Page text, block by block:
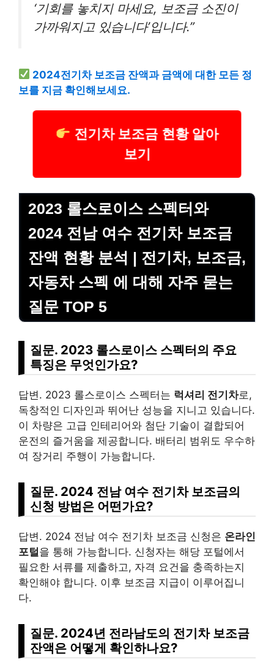
‘기회를 놓치지 마세요, 보조금 소진이
가까워지고 있습니다’입니다.”
2024전기차 보조금 잔액과 금액에 대한 모든 정
보를 지금 확인해보세요.
전기차 보조금 현황 알아
보기
2023 롤스로이스 스펙터와
2024 전남 여수 전기차 보조금
잔액 현황 분석 | 전기차, 보조금,
자동차 스펙 에 대해 자주 묻는
질문 TOP 5
질문. 2023 롤스로이스 스펙터의 주요
특징은 무엇인가요?
답변. 2023 롤스로이스 스펙터는 럭셔리 전기차로,
독창적인 디자인과 뛰어난 성능을 지니고 있습니다.
이 차량은 고급 인테리어와 첨단 기술이 결합되어
운전의 즐거움을 제공합니다. 배터리 범위도 우수하
여 장거리 주행이 가능합니다.
질문. 2024 전남 여수 전기차 보조금의
신청 방법은 어떤가요?
답변. 2024 전남 여수 전기차 보조금 신청은 온라인
포털을 통해 가능합니다. 신청자는 해당 포털에서
필요한 서류를 제출하고, 자격 요건을 충족하는지
확인해야 합니다. 이후 보조금 지급이 이루어집니
다.
질문. 2024년 전라남도의 전기차 보조금
잔액은 어떻게 확인하나요?